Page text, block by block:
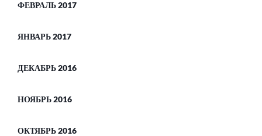
ФЕВРАЛЬ 2017
ЯНВАРЬ 2017
ДЕКАБРЬ 2016
НОЯБРЬ 2016
ОКТЯБРЬ 2016